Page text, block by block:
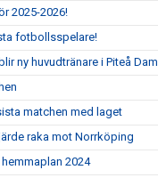
2025-2026!
fotbollsspelare!
ny huvudtränare i Piteå Dam
matchen med laget
raka mot Norrköping
2024